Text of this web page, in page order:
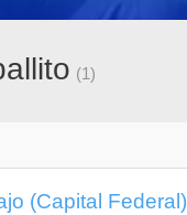
(1)
(Capital Federal)